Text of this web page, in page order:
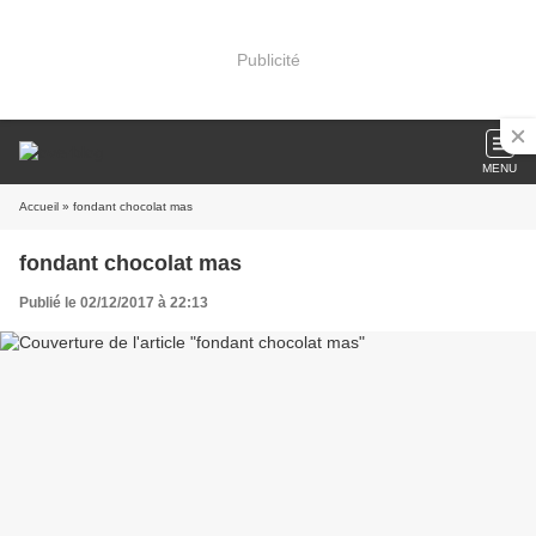
Publicité
MENU
Accueil » fondant chocolat mas
fondant chocolat mas
Publié le 02/12/2017 à 22:13